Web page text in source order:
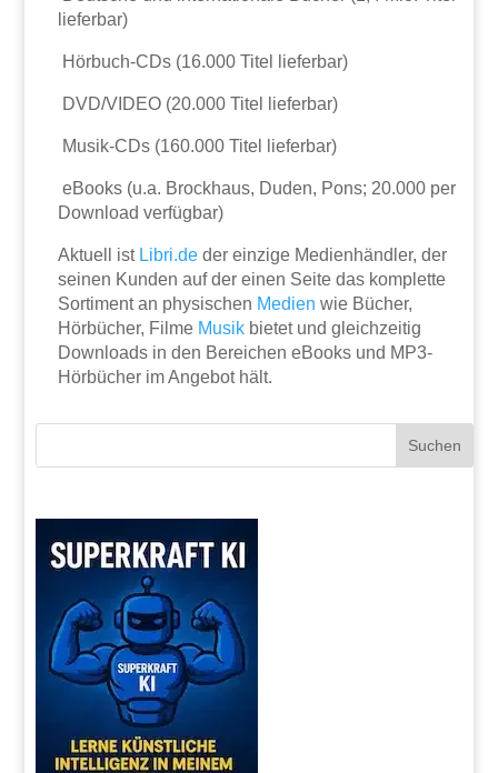
lieferbar)
 Hörbuch-CDs (16.000 Titel lieferbar)
 DVD/VIDEO (20.000 Titel lieferbar)
 Musik-CDs (160.000 Titel lieferbar)
 eBooks (u.a. Brockhaus, Duden, Pons; 20.000 per
Download verfügbar)
Aktuell ist Libri.de der einzige Medienhändler, der
seinen Kunden auf der einen Seite das komplette
Sortiment an physischen Medien wie Bücher,
Hörbücher, Filme Musik bietet und gleichzeitig
Downloads in den Bereichen eBooks und MP3-
Hörbücher im Angebot hält.